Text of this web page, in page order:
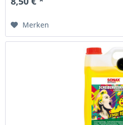
Merken